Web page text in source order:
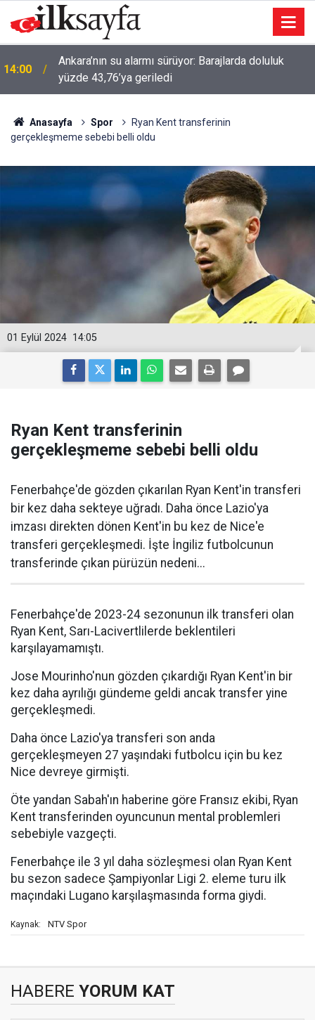
14:00
Ankara’nın su alarmı sürüyor: Barajlarda doluluk
yüzde 43,76’ya geriledi
Anasayfa Spor
Ryan Kent transferinin
gerçekleşmeme sebebi belli oldu
14:05
01 Eylül 2024
Ryan Kent transferinin
gerçekleşmeme sebebi belli oldu
Fenerbahçe'de gözden çıkarılan Ryan Kent'in transferi
bir kez daha sekteye uğradı. Daha önce Lazio'ya
imzası direkten dönen Kent'in bu kez de Nice'e
transferi gerçekleşmedi. İşte İngiliz futbolcunun
transferinde çıkan pürüzün nedeni...
Fenerbahçe'de 2023-24 sezonunun ilk transferi olan
Ryan Kent, Sarı-Lacivertlilerde beklentileri
karşılayamamıştı.
Jose Mourinho'nun gözden çıkardığı Ryan Kent'in bir
kez daha ayrılığı gündeme geldi ancak transfer yine
gerçekleşmedi.
Daha önce Lazio'ya transferi son anda
gerçekleşmeyen 27 yaşındaki futbolcu için bu kez
Nice devreye girmişti.
Öte yandan Sabah'ın haberine göre Fransız ekibi, Ryan
Kent transferinden oyuncunun mental problemleri
sebebiyle vazgeçti.
Fenerbahçe ile 3 yıl daha sözleşmesi olan Ryan Kent
bu sezon sadece Şampiyonlar Ligi 2. eleme turu ilk
maçındaki Lugano karşılaşmasında forma giydi.
Kaynak: NTV Spor
HABERE YORUM KAT